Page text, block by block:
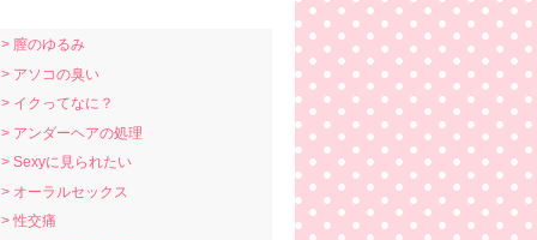
> 膣のゆるみ
> アソコの臭い
> イクってなに？
> アンダーヘアの処理
> Sexyに見られたい
> オーラルセックス
> 性交痛